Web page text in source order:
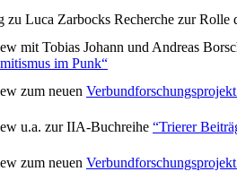
zu Luca Zarbocks Recherche zur Rolle
mit Tobias Johann und Andreas
im Punk“
zum neuen
u.a. zur IIA-Buchreihe “Trierer
zum neuen